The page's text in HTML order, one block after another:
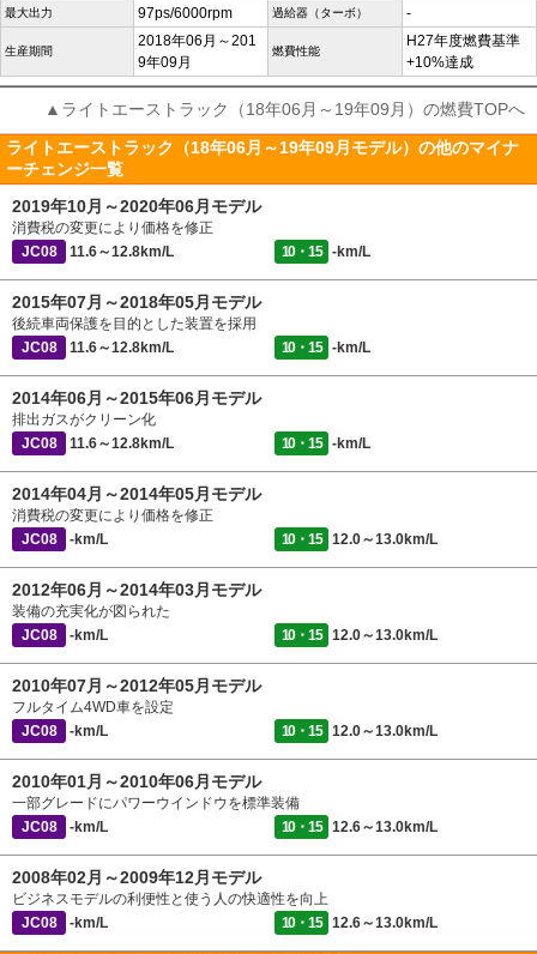
最大出力 97ps/6000rpm 過給器（ターボ） -
生産期間
2018年06月～201
9年09月
燃費性能
H27年度燃費基準
+10%達成
▲ライトエーストラック（18年06月～19年09月）の燃費TOPへ
ライトエーストラック（18年06月～19年09月モデル）の他のマイナ
ーチェンジ一覧
2019年10月～2020年06月モデル
消費税の変更により価格を修正
JC08
11.6～12.8km/L 10・15 -km/L
2015年07月～2018年05月モデル
後続車両保護を目的とした装置を採用
JC08
11.6～12.8km/L 10・15 -km/L
2014年06月～2015年06月モデル
排出ガスがクリーン化
JC08
11.6～12.8km/L 10・15 -km/L
2014年04月～2014年05月モデル
消費税の変更により価格を修正
JC08
-km/L 10・15 12.0～13.0km/L
2012年06月～2014年03月モデル
装備の充実化が図られた
JC08
-km/L 10・15 12.0～13.0km/L
2010年07月～2012年05月モデル
フルタイム4WD車を設定
JC08
-km/L 10・15 12.0～13.0km/L
2010年01月～2010年06月モデル
一部グレードにパワーウインドウを標準装備
JC08
-km/L 10・15 12.6～13.0km/L
2008年02月～2009年12月モデル
ビジネスモデルの利便性と使う人の快適性を向上
JC08
-km/L 10・15 12.6～13.0km/L